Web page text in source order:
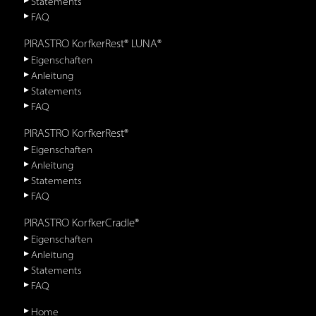
FAQ
PIRASTRO KorfkerRest® LUNA®
Eigenschaften
Anleitung
Statements
FAQ
PIRASTRO KorfkerRest®
Eigenschaften
Anleitung
Statements
FAQ
PIRASTRO KorfkerCradle®
Eigenschaften
Anleitung
Statements
FAQ
Home